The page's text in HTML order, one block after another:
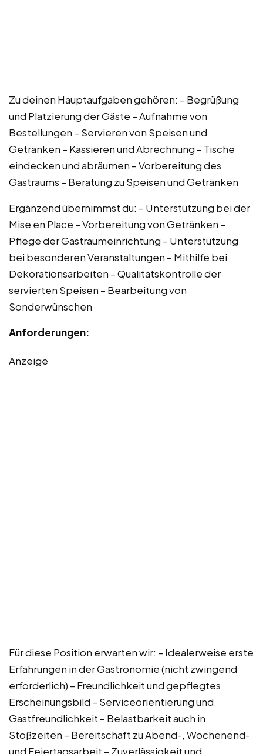
Zu deinen Hauptaufgaben gehören: – Begrüßung
und Platzierung der Gäste – Aufnahme von
Bestellungen – Servieren von Speisen und
Getränken – Kassieren und Abrechnung – Tische
eindecken und abräumen – Vorbereitung des
Gastraums – Beratung zu Speisen und Getränken
Ergänzend übernimmst du: – Unterstützung bei der
Mise en Place – Vorbereitung von Getränken –
Pflege der Gastraumeinrichtung – Unterstützung
bei besonderen Veranstaltungen – Mithilfe bei
Dekorationsarbeiten – Qualitätskontrolle der
servierten Speisen – Bearbeitung von
Sonderwünschen
Anforderungen:
Anzeige
Für diese Position erwarten wir: – Idealerweise erste
Erfahrungen in der Gastronomie (nicht zwingend
erforderlich) – Freundlichkeit und gepflegtes
Erscheinungsbild – Serviceorientierung und
Gastfreundlichkeit – Belastbarkeit auch in
Stoßzeiten – Bereitschaft zu Abend-, Wochenend-
und Feiertagsarbeit – Zuverlässigkeit und